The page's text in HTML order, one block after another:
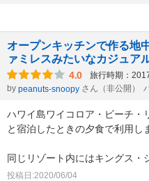
オープンキッチンで作る地
ァミレスみたいなカジュア
4.0 旅行時期：
by peanuts-snoopy さん（非公開）
ハワイ島ワイコロア・ビーチ・
と宿泊したときの夕食で利用し
同じリゾート内にはキングス・
投稿日:2020/06/04